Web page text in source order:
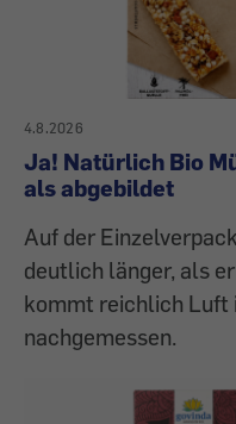
4.8.2026
Ja! Natürlich Bio
als abgebildet
Auf der
deutlich länger, als
kommt reichlich Luft
nachgemessen.